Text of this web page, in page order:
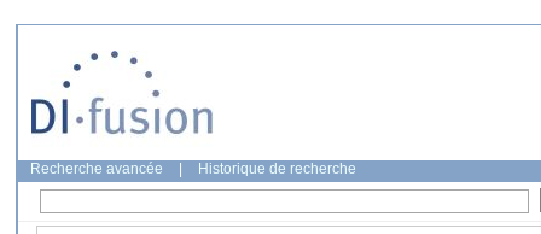
Recherche avancée Historique de recherche